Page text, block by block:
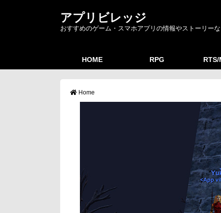
アプリビレッジ
おすすめのゲーム・スマホアプリの情報やストーリー
HOME RPG
Home